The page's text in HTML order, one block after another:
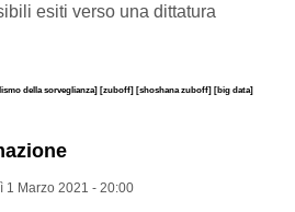
esiti verso una dittatura
della sorveglianza] [zuboff] [shoshana zuboff] [big data]
1 Marzo 2021 - 20:00